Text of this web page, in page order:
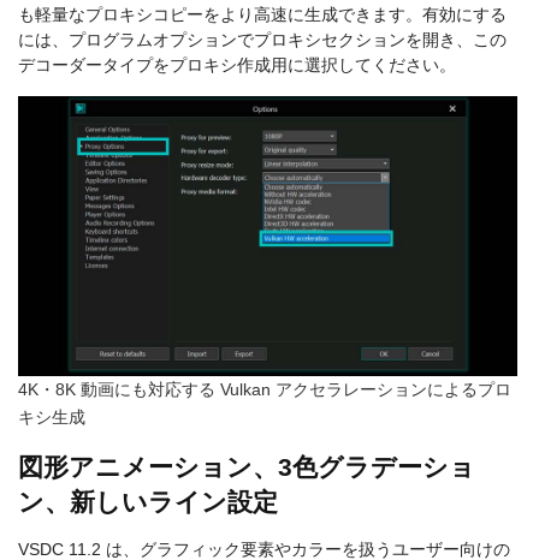
も軽量なプロキシコピーをより高速に生成できます。有効にする
には、プログラムオプションでプロキシセクションを開き、この
デコーダータイプをプロキシ作成用に選択してください。
4K・8K 動画にも対応する Vulkan アクセラレーションによるプロ
キシ生成
図形アニメーション、3色グラデーショ
ン、新しいライン設定
VSDC 11.2 は、グラフィック要素やカラーを扱うユーザー向けの